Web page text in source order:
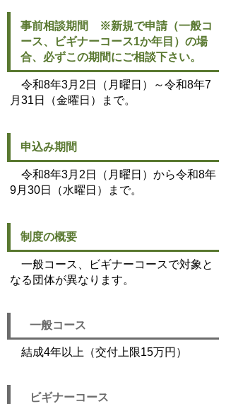
事前相談期間 ※新規で申請（一般コ
ース、ビギナーコース1か年目）の場
合、必ずこの期間にご相談下さい。
令和8年3月2日（月曜日）～令和8年7
月31日（金曜日）まで。
申込み期間
令和8年3月2日（月曜日）から令和8年
9月30日（水曜日）まで。
制度の概要
一般コース、ビギナーコースで対象と
なる団体が異なります。
一般コース
結成4年以上（交付上限15万円）
ビギナーコース